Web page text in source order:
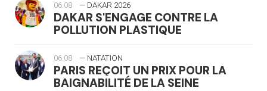
06.08 — DAKAR 2026
DAKAR S'ENGAGE CONTRE LA
POLLUTION PLASTIQUE
06.08 — NATATION
PARIS REÇOIT UN PRIX POUR LA
BAIGNABILITÉ DE LA SEINE